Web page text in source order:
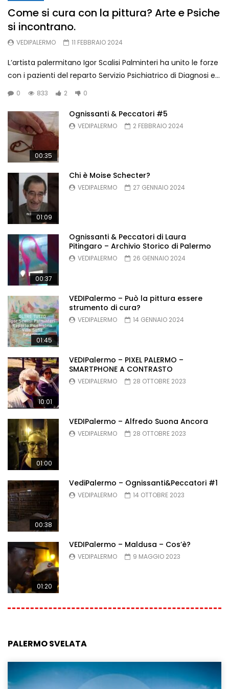
Ognissanti & Peccatori di Laura
Palermo
894 3
Chi è Moise Schecter?
VEDIPALERMO
Ognissanti & Peccatori #5
Come si cura con la pittura? Arte e Psiche
si incontrano.
VEDIPALERMO 11 FEBBRAIO 2024
L’artista palermitano Igor Scalisi Palminteri ha unito le forze
con i pazienti del reparto Servizio Psichiatrico di Diagnosi e...
0 833 2 0
00:35
Ognissanti & Peccatori #5
VEDIPALERMO 2 FEBBRAIO 2024
01:09
Chi è Moise Schecter?
VEDIPALERMO 27 GENNAIO 2024
00:37
Ognissanti & Peccatori di Laura
Pitingaro – Archivio Storico di Palermo
VEDIPALERMO 26 GENNAIO 2024
01:45
VEDIPalermo – Può la pittura essere
strumento di cura?
VEDIPALERMO 14 GENNAIO 2024
10:01
VEDIPalermo – PIXEL PALERMO –
SMARTPHONE A CONTRASTO
VEDIPALERMO 28 OTTOBRE 2023
01:00
VEDIPalermo – Alfredo Suona Ancora
VEDIPALERMO 28 OTTOBRE 2023
00:38
VediPalermo – Ognissanti&Peccatori #1
VEDIPALERMO 14 OTTOBRE 2023
01:20
VEDIPalermo – Maldusa – Cos’è?
VEDIPALERMO 9 MAGGIO 2023
PALERMO SVELATA